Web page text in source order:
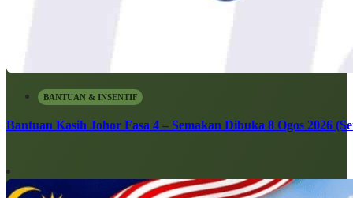
BANTUAN & INSENTIF
Bantuan Kasih Johor Fasa 4 – Semakan Dibuka 8 Ogos 2026